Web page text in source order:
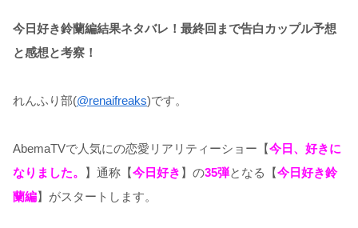
今日好き鈴蘭編結果ネタバレ！最終回まで告白カップル予想
と感想と考察！
れんふり部(@renaifreaks)です。
AbemaTVで人気にの恋愛リアリティーショー【今日、好きに
なりました。
】通称【今日好き 】の35弾となる【今日好き鈴
蘭編】がスタートします。